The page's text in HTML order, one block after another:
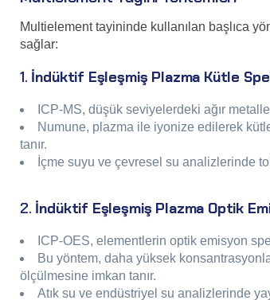
Multielement tayininde kullanılan başlıca
sağlar:
1. İndüktif Eşleşmiş Plazma Kütle
ICP-MS, düşük seviyelerdeki ağır
Numune, plazma ile iyonize edilerek
tanır.
İçme suyu ve çevresel su analizlerinde
2. İndüktif Eşleşmiş Plazma Optik
ICP-OES, elementlerin optik emisyon
Bu yöntem, daha yüksek
ölçülmesine imkan tanır.
Atık su ve endüstriyel su analizlerinde